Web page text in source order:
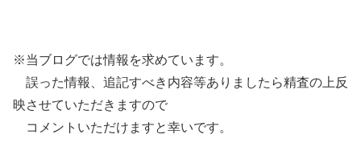
※当ブログでは情報を求めています。
誤った情報、追記すべき内容等ありましたら精査の上反
映させていただきますので
コメントいただけますと幸いです。